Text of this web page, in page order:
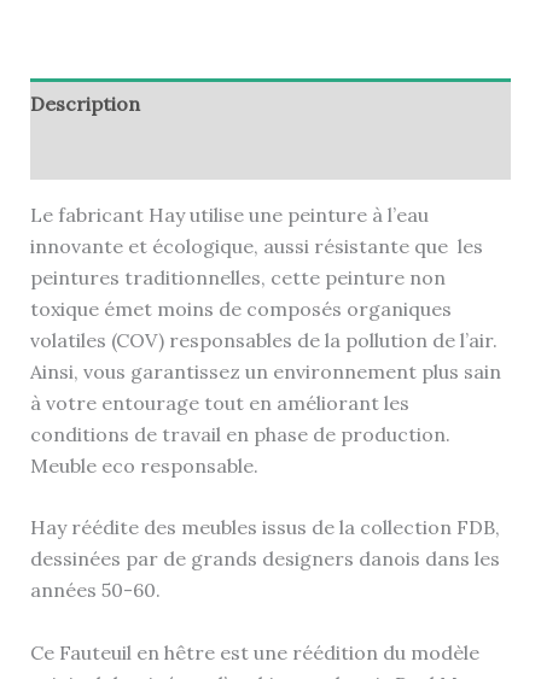
Description
Le fabricant Hay utilise une peinture à l’eau
innovante et écologique, aussi résistante que les
peintures traditionnelles, cette peinture non
toxique émet moins de composés organiques
volatiles (COV) responsables de la pollution de l’air.
Ainsi, vous garantissez un environnement plus sain
à votre entourage tout en améliorant les
conditions de travail en phase de production.
Meuble eco responsable.
Hay réédite des meubles issus de la collection FDB,
dessinées par de grands designers danois dans les
années 50-60.
Ce Fauteuil en hêtre est une réédition du modèle